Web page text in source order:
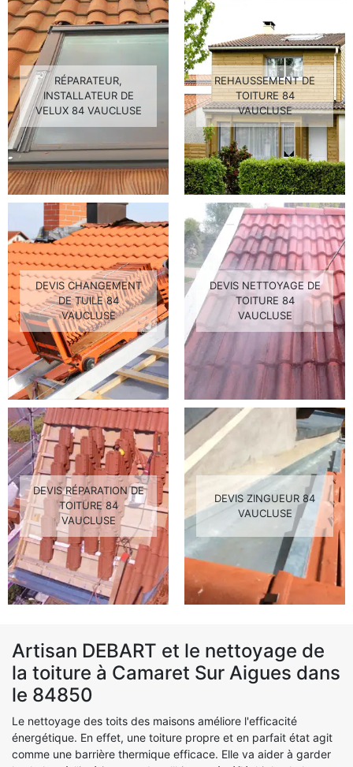
RÉPARATEUR,
INSTALLATEUR DE
VELUX 84 VAUCLUSE
REHAUSSEMENT DE
TOITURE 84
VAUCLUSE
DEVIS CHANGEMENT
DE TUILE 84
VAUCLUSE
DEVIS NETTOYAGE DE
TOITURE 84
VAUCLUSE
DEVIS RÉPARATION DE
TOITURE 84
VAUCLUSE
DEVIS ZINGUEUR 84
VAUCLUSE
Artisan DEBART et le nettoyage de
la toiture à Camaret Sur Aigues dans
le 84850
Le nettoyage des toits des maisons améliore l'efficacité
énergétique. En effet, une toiture propre et en parfait état agit
comme une barrière thermique efficace. Elle va aider à garder